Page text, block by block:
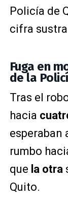
Policía de
cifra
Fuga en
de la
Tras el
hacia
esperaban
rumbo
que la otra
Quito.